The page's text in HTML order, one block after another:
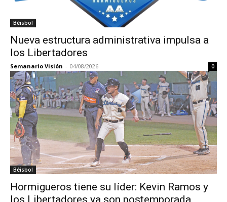
Béisbol
Nueva estructura administrativa impulsa a
los Libertadores
Semanario Visión - 04/08/2026 0
Béisbol
Hormigueros tiene su líder: Kevin Ramos y
los Libertadores ya son postemporada